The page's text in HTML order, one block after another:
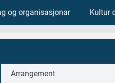
og organisasjonar Kultur
Arrangement